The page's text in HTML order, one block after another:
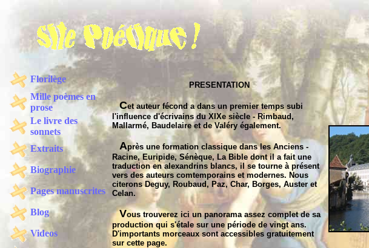
Florilège
Mille poèmes en
prose
Le livre des
sonnets
Extraits
Biographie
Pages manuscrites
Blog
Videos
PRESENTATION
Cet auteur fécond a dans un premier temps subi
l'influence d'écrivains du XIXe siècle - Rimbaud,
Mallarmé, Baudelaire et de Valéry également.
Après une formation classique dans les Anciens -
Racine, Euripide, Sénèque, La Bible dont il a fait une
traduction en alexandrins blancs, il se tourne à présent
vers des auteurs comtemporains et modernes. Nous
citerons Deguy, Roubaud, Paz, Char, Borges, Auster et
Celan.
Vous trouverez ici un panorama assez complet de sa
production qui s'étale sur une période de vingt ans.
D'importants morceaux sont accessibles gratuitement
sur cette page.